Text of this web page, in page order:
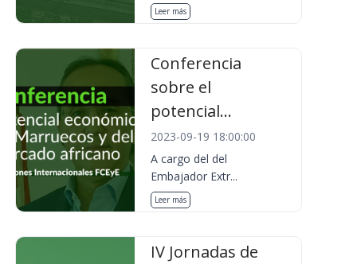
Leer más
Conferencia
sobre el
potencial...
2023-09-19 18:00:00
A cargo del del
Embajador Extr...
Leer más
IV Jornadas de